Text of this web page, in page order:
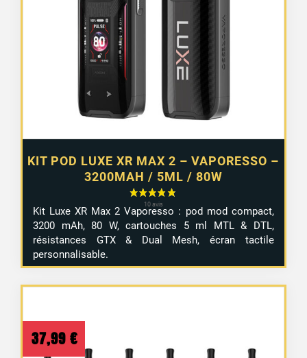
KIT POD LUXE XR MAX 2 – VAPORESSO –
3200MAH / 5ML / 80W
Kit Luxe XR Max 2 Vaporesso : pod mod compact,
3200 mAh, 80 W, cartouches 5 ml MTL & DTL,
résistances GTX & Dual Mesh, écran tactile
personnalisable.
37,99 €